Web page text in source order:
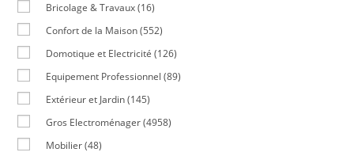
Bricolage & Travaux (16)
Confort de la Maison (552)
Domotique et Electricité (126)
Equipement Professionnel (89)
Extérieur et Jardin (145)
Gros Electroménager (4958)
Mobilier (48)